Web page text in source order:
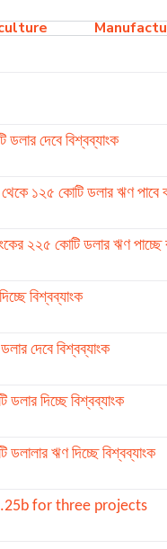
ডলার দেবে বিশ্বব্যাংক
১২৫ কোটি ডলার ঋণ পাবে
২২৫ কোটি ডলার ঋণ পাচ্ছে
বিশ্বব্যাংক
দেবে বিশ্বব্যাংক
ডলার দিচ্ছে বিশ্বব্যাংক
ডলালার ঋণ দিচ্ছে বিশ্বব্যাংক
for three projects